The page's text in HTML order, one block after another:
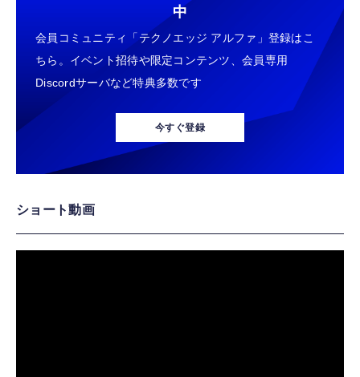
中
会員コミュニティ「テクノエッジ アルファ」登録はこ
ちら。イベント招待や限定コンテンツ、会員専用
Discordサーバなど特典多数です
今すぐ登録
ショート動画